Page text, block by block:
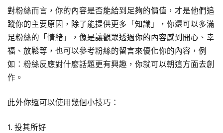
對粉絲而言，你的內容是否能給到足夠的價值，才是他們追
蹤你的主要原因，除了能提供更多「知識」，你還可以多滿
足粉絲的「情緒」，像是讓觀眾透過你的內容感到開心、幸
福、放鬆等，也可以參考粉絲的留言來優化你的內容，例
如：粉絲反應對什麼話題更有興趣，你就可以朝這方面去創
作。
此外你還可以使用幾個小技巧：
1. 投其所好